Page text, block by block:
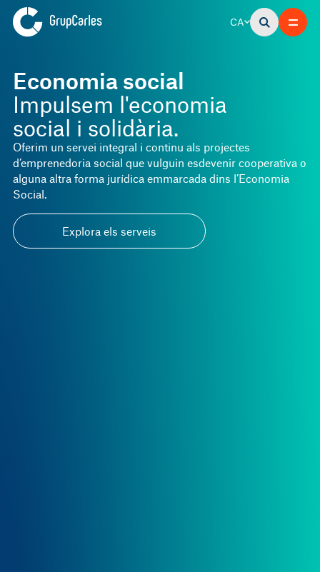
CA
Economia social
Impulsem l'economia
social i solidària.
Oferim un servei integral i continu als projectes
d’emprenedoria social que vulguin esdevenir cooperativa o
alguna altra forma jurídica emmarcada dins l’Economia
Social.
Explora els serveis